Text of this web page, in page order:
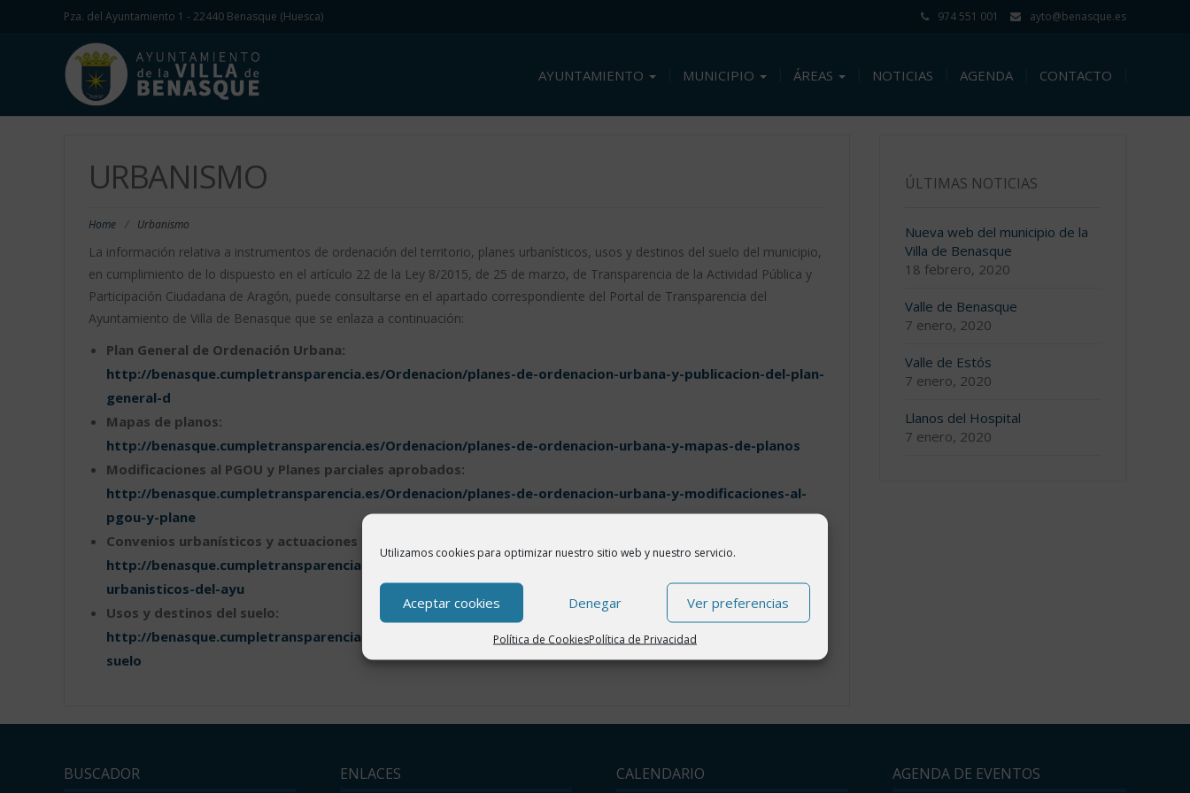
Utilizamos cookies para optimizar nuestro sitio web y nuestro servicio.
Aceptar cookies Denegar Ver preferencias
Política de CookiesPolítica de Privacidad
Pza. del Ayuntamiento 1 - 22440 Benasque (Huesca) 974 551 001 ayto@benasque.es
AYUNTAMIENTO MUNICIPIO ÁREAS NOTICIAS AGENDA CONTACTO
URBANISMO
Home / Urbanismo
La información relativa a instrumentos de ordenación del territorio, planes urbanísticos, usos y destinos del suelo del municipio,
en cumplimiento de lo dispuesto en el artículo 22 de la Ley 8/2015, de 25 de marzo, de Transparencia de la Actividad Pública y
Participación Ciudadana de Aragón, puede consultarse en el apartado correspondiente del Portal de Transparencia del
Ayuntamiento de Villa de Benasque que se enlaza a continuación:
Plan General de Ordenación Urbana:
http://benasque.cumpletransparencia.es/Ordenacion/planes-de-ordenacion-urbana-y-publicacion-del-plan-
general-d
Mapas de planos:
http://benasque.cumpletransparencia.es/Ordenacion/planes-de-ordenacion-urbana-y-mapas-de-planos
Modificaciones al PGOU y Planes parciales aprobados:
http://benasque.cumpletransparencia.es/Ordenacion/planes-de-ordenacion-urbana-y-modificaciones-al-
pgou-y-plane
Convenios urbanísticos y actuaciones urbanísticas en ejecución:
http://benasque.cumpletransparencia.es/Ordenacion/planes-de-ordenacion-urbana-y-convenios-
urbanisticos-del-ayu
Usos y destinos del suelo:
http://benasque.cumpletransparencia.es/Ordenacion/planes-de-ordenacion-urbana-y-usos-y-destinos-del-
suelo
ÚLTIMAS NOTICIAS
Nueva web del municipio de la
Villa de Benasque
18 febrero, 2020
Valle de Benasque
7 enero, 2020
Valle de Estós
7 enero, 2020
Llanos del Hospital
7 enero, 2020
BUSCADOR ENLACES CALENDARIO AGENDA DE EVENTOS